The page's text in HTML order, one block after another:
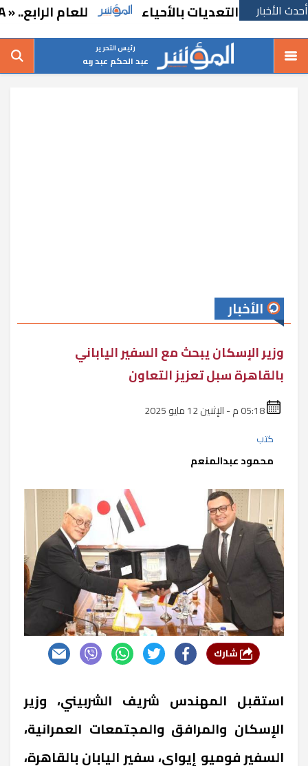
أحدث الأخبار
والتعديات بالأحياء للعام الرابع.. « A2LA الأمريكية» تجدد اعتماد «متبقيات المبيدات» بالإسماعيلية
رئيس التحرير
عبد الحكم عبد ربه
الأخبار
وزير الإسكان يبحث مع السفير الياباني
بالقاهرة سبل تعزيز التعاون
كتب
محمود عبدالمنعم
استقبل المهندس شريف الشربيني، وزير
الإسكان والمرافق والمجتمعات العمرانية،
السفير فوميو إيواي، سفير اليابان بالقاهرة،